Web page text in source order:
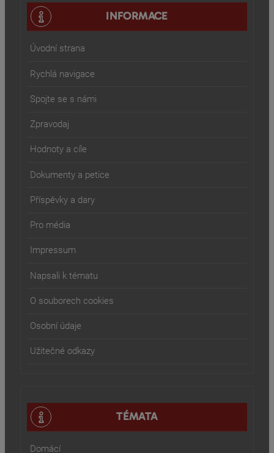
INFORMACE
Úvodní strana
Rychlá navigace
Spojte se s námi
Zpravodaj
Hodnoty a cíle
Dokumenty a petice
Příspěvky a dary
Pro média
Impressum
Napsali k tématu
O souborech cookies
Osobní údaje
Užitečné odkazy
TÉMATA
Domácí